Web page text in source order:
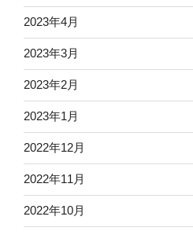
2023年4月
2023年3月
2023年2月
2023年1月
2022年12月
2022年11月
2022年10月